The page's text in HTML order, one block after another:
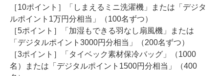
［10ポイント］「しまえるミニ洗濯機」または「デジタ
ルポイント1万円分相当」（100名ずつ）
［5ポイント］「加湿もできる羽なし扇風機」または
「デジタルポイント3000円分相当」（200名ずつ）
［3ポイント］「タイベック素材保冷バッグ」（1000
名）または「デジタルポイント1500円分相当」（400